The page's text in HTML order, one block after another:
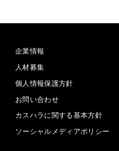
企業情報
人材募集
個人情報保護方針
お問い合わせ
カスハラに関する基本方針
ソーシャルメディアポリシー